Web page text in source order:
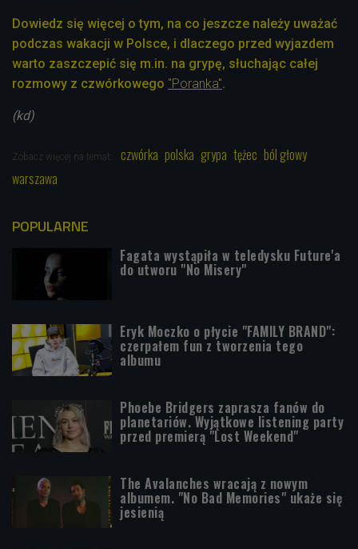
Dowiedz się więcej o tym, na co jeszcze należy uważać
podczas wakacji w Polsce, i dlaczego przed wyjazdem
warto zaszczepić się m.in. na grypę, słuchając całej
rozmowy z czwórkowego "Poranka".
(kd)
Zobacz więcej na temat: czwórka polska grypa tężec ból głowy
warszawa
POPULARNE
Fagata wystąpiła w teledysku Future'a
do utworu "No Misery"
Eryk Moczko o płycie "FAMILY BRAND":
czerpałem fun z tworzenia tego
albumu
Phoebe Bridgers zaprasza fanów do
planetariów. Wyjątkowe listening party
przed premierą "Lost Weekend"
The Avalanches wracają z nowym
albumem. "No Bad Memories" ukaże się
jesienią